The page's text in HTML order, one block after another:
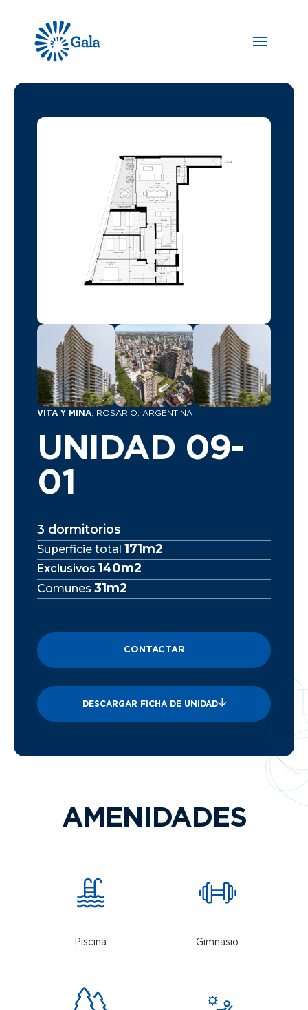
VITA Y MINA , ROSARIO, ARGENTINA
UNIDAD 09-
01
3 dormitorios
Superficie total 171m2
Exclusivos 140m2
Comunes 31m2
CONTACTAR
DESCARGAR FICHA DE UNIDAD
AMENIDADES
Piscina Gimnasio